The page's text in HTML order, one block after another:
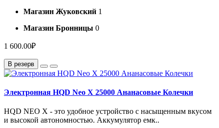
Магазин Жуковский 1
Магазин Бронницы 0
1 600.00₽
В резерв
Электронная HQD Neo X 25000 Ананасовые Колечки
HQD NEO X - это удобное устройство с насыщенным вкусом
и высокой автономностью. Аккумулятор емк..